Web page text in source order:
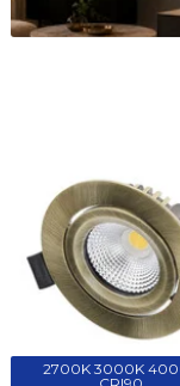
2700K 3000K